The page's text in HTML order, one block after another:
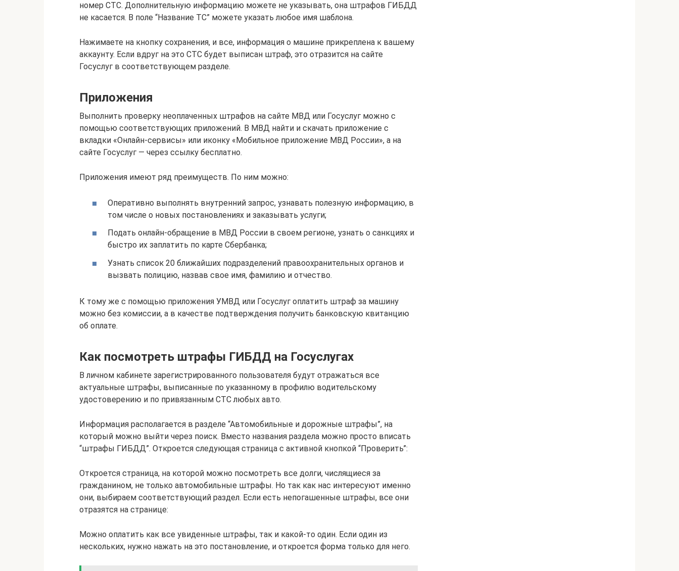
номер СТС. Дополнительную информацию можете не указывать, она штрафов ГИБДД
не касается. В поле “Название ТС” можете указать любое имя шаблона.
Нажимаете на кнопку сохранения, и все, информация о машине прикреплена к вашему
аккаунту. Если вдруг на это СТС будет выписан штраф, это отразится на сайте
Госуслуг в соответствующем разделе.
Приложения
Выполнить проверку неоплаченных штрафов на сайте МВД или Госуслуг можно с
помощью соответствующих приложений. В МВД найти и скачать приложение с
вкладки «Онлайн-сервисы» или иконку «Мобильное приложение МВД России», а на
сайте Госуслуг — через ссылку бесплатно.
Приложения имеют ряд преимуществ. По ним можно:
Оперативно выполнять внутренний запрос, узнавать полезную информацию, в
том числе о новых постановлениях и заказывать услуги;
Подать онлайн-обращение в МВД России в своем регионе, узнать о санкциях и
быстро их заплатить по карте Сбербанка;
Узнать список 20 ближайших подразделений правоохранительных органов и
вызвать полицию, назвав свое имя, фамилию и отчество.
К тому же с помощью приложения УМВД или Госуслуг оплатить штраф за машину
можно без комиссии, а в качестве подтверждения получить банковскую квитанцию
об оплате.
Как посмотреть штрафы ГИБДД на Госуслугах
В личном кабинете зарегистрированного пользователя будут отражаться все
актуальные штрафы, выписанные по указанному в профилю водительскому
удостоверению и по привязанным СТС любых авто.
Информация располагается в разделе “Автомобильные и дорожные штрафы”, на
который можно выйти через поиск. Вместо названия раздела можно просто вписать
“штрафы ГИБДД”. Откроется следующая страница с активной кнопкой “Проверить”:
Откроется страница, на которой можно посмотреть все долги, числящиеся за
гражданином, не только автомобильные штрафы. Но так как нас интересуют именно
они, выбираем соответствующий раздел. Если есть непогашенные штрафы, все они
отразятся на странице:
Можно оплатить как все увиденные штрафы, так и какой-то один. Если один из
нескольких, нужно нажать на это постановление, и откроется форма только для него.